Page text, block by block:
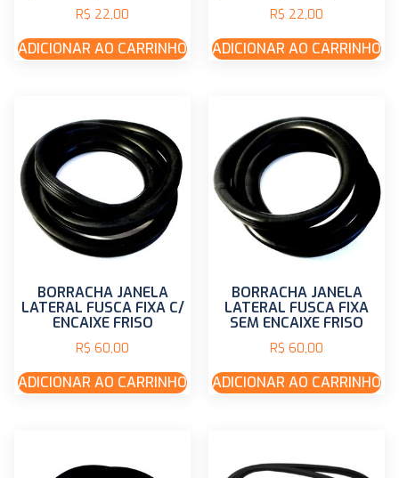
R$ 22,00
ADICIONAR AO CARRINHO
R$ 22,00
ADICIONAR AO CARRINHO
BORRACHA JANELA
LATERAL FUSCA FIXA C/
ENCAIXE FRISO
R$ 60,00
ADICIONAR AO CARRINHO
BORRACHA JANELA
LATERAL FUSCA FIXA
SEM ENCAIXE FRISO
R$ 60,00
ADICIONAR AO CARRINHO